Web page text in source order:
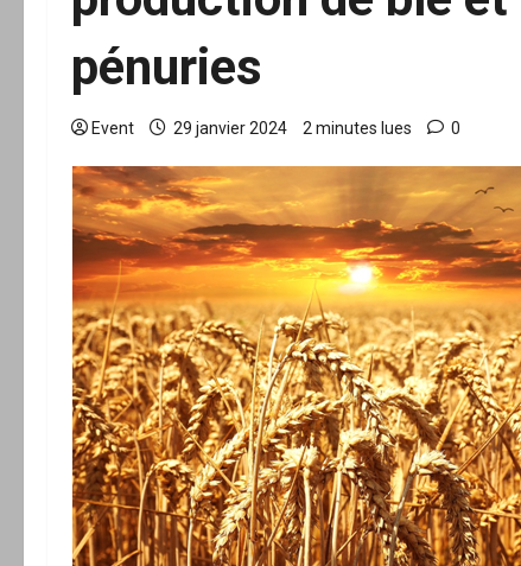
pénuries
Event 29 janvier 2024 2 minutes lues 0